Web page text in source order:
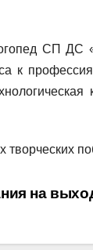
СП
к
творческих
на